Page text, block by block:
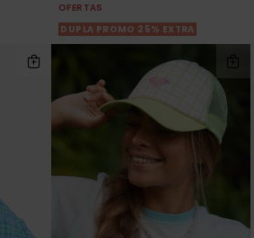
OFERTAS
DUPLA PROMO 25% EXTRA